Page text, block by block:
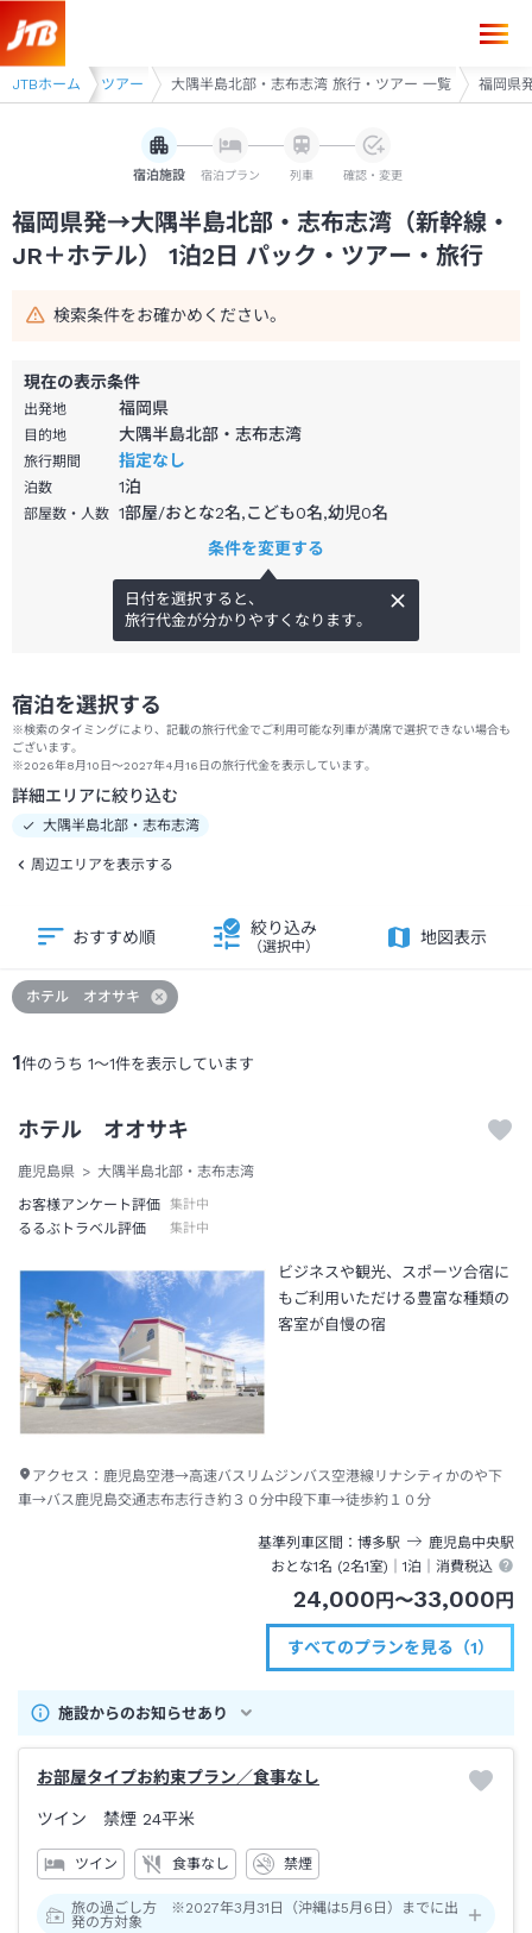
JTBホーム
隅半島 旅行・ツアー 大隅半島北部・志布志湾 旅行・ツアー 一覧 福岡県
宿泊施設 宿泊プラン 列車 確認・変更
福岡県発→大隅半島北部・志布志湾（新幹線・
JR＋ホテル） 1泊2日 パック・ツアー・旅行
検索条件をお確かめください。
現在の表示条件
出発地 福岡県
目的地 大隅半島北部・志布志湾
旅行期間 指定なし
泊数 1泊
部屋数・人数 1部屋/おとな2名,こども0名,幼児0名
条件を変更する
日付を選択すると、
旅行代金が分かりやすくなります。
宿泊を選択する
※検索のタイミングにより、記載の旅行代金でご利用可能な列車が満席で選択できない場合も
ございます。
※2026年8月10日～2027年4月16日の旅行代金を表示しています。
詳細エリアに絞り込む
大隅半島北部・志布志湾
周辺エリアを表示する
1件のうち 1～1件を表示しています
おすすめ順 絞り込み
（選択中）
地図表示
ホテル オオサキ
ホテル オオサキ
鹿児島県
大隅半島北部・志布志湾
お客様アンケート評価
集計中
るるぶトラベル評価 集計中
ビジネスや観光、スポーツ合宿に
もご利用いただける豊富な種類の
客室が自慢の宿
アクセス： 鹿児島空港→高速バスリムジンバス空港線リナシティかのや下
車→バス鹿児島交通志布志行き約３０分中段下車→徒歩約１０分
基準列車区間 博多駅 鹿児島中央駅
おとな1名 (2名1室)｜1泊 ｜消費税込
24,000 円 〜33,000 円
すべてのプランを見る（1）
施設からのお知らせあり
お部屋タイプお約束プラン／食事なし
ツイン 禁煙 24平米
ツイン 食事なし 禁煙
旅の過ごし方 ※2027年3月31日（沖縄は5月6日）までに出
発の方対象